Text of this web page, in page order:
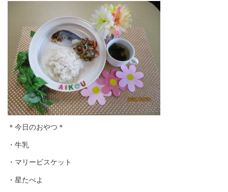
＊今日のおやつ＊
・牛乳
・マリービスケット
・星たべよ